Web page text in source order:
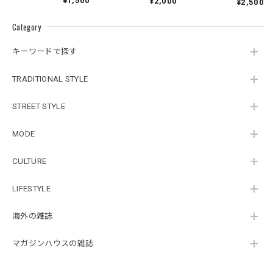
Category
キーワードで探す
TRADITIONAL STYLE
STREET STYLE
MODE
CULTURE
LIFESTYLE
海外の雑誌
マガジンハウスの雑誌
¥2,500